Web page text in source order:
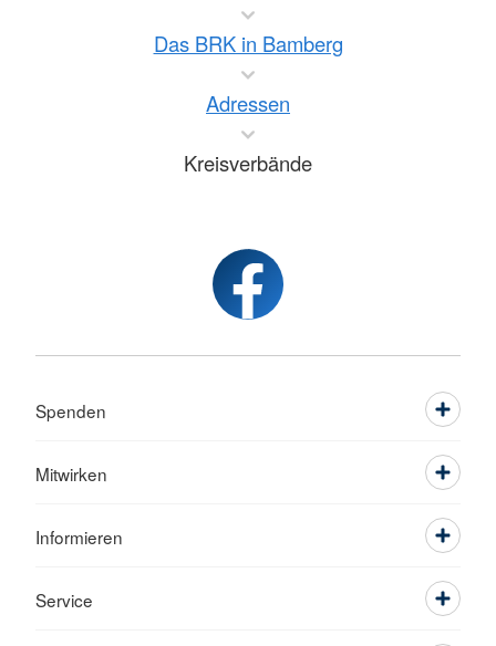
Das BRK in Bamberg
Adressen
Kreisverbände
Spenden
Mitwirken
Informieren
Service